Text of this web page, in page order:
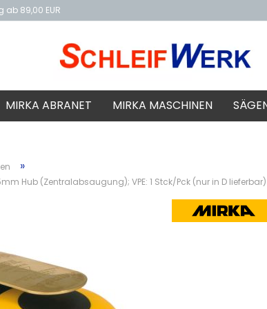
ab 89,00 EUR
MIRKA ABRANET MIRKA MASCHINEN
»
Hub (Zentralabsaugung); VPE: 1 Stck/Pck (nur in D lieferbar)